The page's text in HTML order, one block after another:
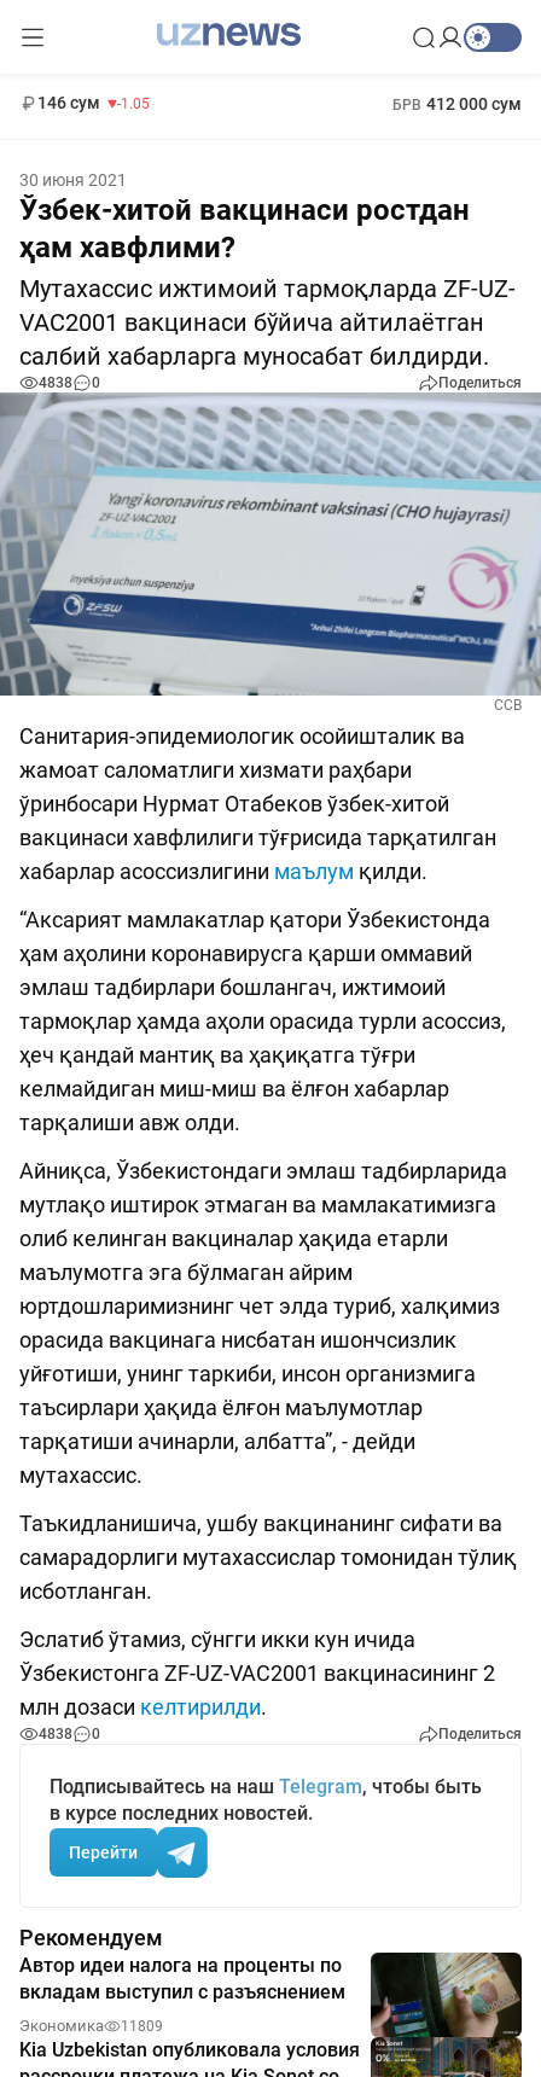
146 сум -1.05 БРВ 412 000 сум
30 июня 2021
Ўзбек-хитой вакцинаси ростдан
ҳам хавфлими?
Мутахассис ижтимоий тармоқларда ZF-UZ-
VAC2001 вакцинаси бўйича айтилаётган
салбий хабарларга муносабат билдирди.
4838 0 Поделиться
ССВ
Санитария-эпидемиологик осойишталик ва
жамоат саломатлиги хизмати раҳбари
ўринбосари Нурмат Отабеков ўзбек-хитой
вакцинаси хавфлилиги тўғрисида тарқатилган
хабарлар асоссизлигини маълум қилди.
“Аксарият мамлакатлар қатори Ўзбекистонда
ҳам аҳолини коронавирусга қарши оммавий
эмлаш тадбирлари бошлангач, ижтимоий
тармоқлар ҳамда аҳоли орасида турли асоссиз,
ҳеч қандай мантиқ ва ҳақиқатга тўғри
келмайдиган миш-миш ва ёлғон хабарлар
тарқалиши авж олди.
Айниқса, Ўзбекистондаги эмлаш тадбирларида
мутлақо иштирок этмаган ва мамлакатимизга
олиб келинган вакциналар ҳақида етарли
маълумотга эга бўлмаган айрим
юртдошларимизнинг чет элда туриб, халқимиз
орасида вакцинага нисбатан ишончсизлик
уйғотиши, унинг таркиби, инсон организмига
таъсирлари ҳақида ёлғон маълумотлар
тарқатиши ачинарли, албатта”, - дейди
мутахассис.
Таъкидланишича, ушбу вакцинанинг сифати ва
самарадорлиги мутахассислар томонидан тўлиқ
исботланган.
Эслатиб ўтамиз, сўнгги икки кун ичида
Ўзбекистонга ZF-UZ-VAC2001 вакцинасининг 2
млн дозаси келтирилди.
4838 0 Поделиться
Подписывайтесь на наш Telegram, чтобы быть
в курсе последних новостей.
Перейти
Рекомендуем
Автор идеи налога на проценты по
вкладам выступил с разъяснением
Экономика 11809
Kia Uzbekistan опубликовала условия